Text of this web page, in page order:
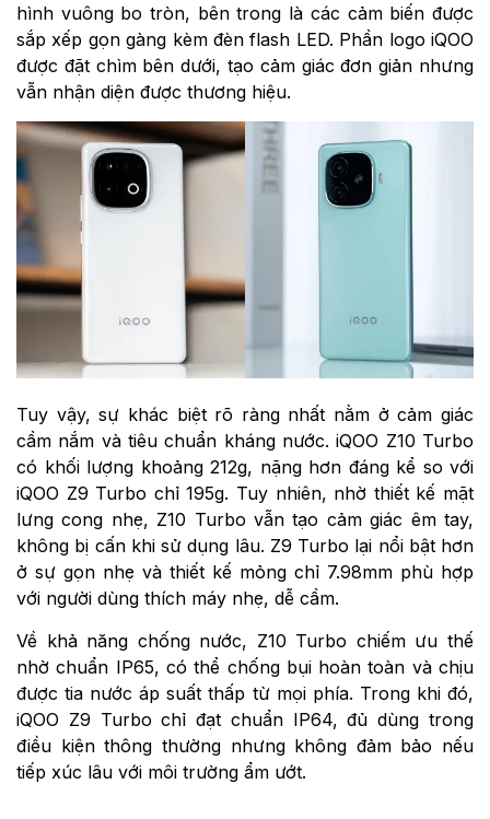
hình vuông bo tròn, bên trong là các cảm biến được
sắp xếp gọn gàng kèm đèn flash LED. Phần logo iQOO
được đặt chìm bên dưới, tạo cảm giác đơn giản nhưng
vẫn nhận diện được thương hiệu.
Tuy vậy, sự khác biệt rõ ràng nhất nằm ở cảm giác
cầm nắm và tiêu chuẩn kháng nước. iQOO Z10 Turbo
có khối lượng khoảng 212g, nặng hơn đáng kể so với
iQOO Z9 Turbo chỉ 195g. Tuy nhiên, nhờ thiết kế mặt
lưng cong nhẹ, Z10 Turbo vẫn tạo cảm giác êm tay,
không bị cấn khi sử dụng lâu. Z9 Turbo lại nổi bật hơn
ở sự gọn nhẹ và thiết kế mỏng chỉ 7.98mm phù hợp
với người dùng thích máy nhẹ, dễ cầm.
Về khả năng chống nước, Z10 Turbo chiếm ưu thế
nhờ chuẩn IP65, có thể chống bụi hoàn toàn và chịu
được tia nước áp suất thấp từ mọi phía. Trong khi đó,
iQOO Z9 Turbo chỉ đạt chuẩn IP64, đủ dùng trong
điều kiện thông thường nhưng không đảm bảo nếu
tiếp xúc lâu với môi trường ẩm ướt.